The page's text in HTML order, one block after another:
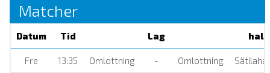
Matcher
Datum Tid Lag hall
Fre 13:35 Omlottning - Omlottning